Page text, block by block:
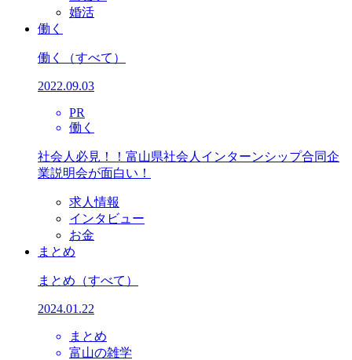
婚活
働く
働く （すべて）
2022.09.03
PR
働く
社会人必見！！富山県社会人インターンシップ合同企
業説明会が面白い！
求人情報
インタビュー
お金
まとめ
まとめ （すべて）
2024.01.22
まとめ
富山の雑学